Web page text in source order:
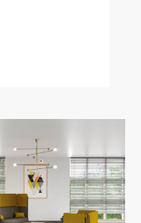
2004 pour
utilisant
personnelles :
sous quelque
ou non,
(article 4 de la